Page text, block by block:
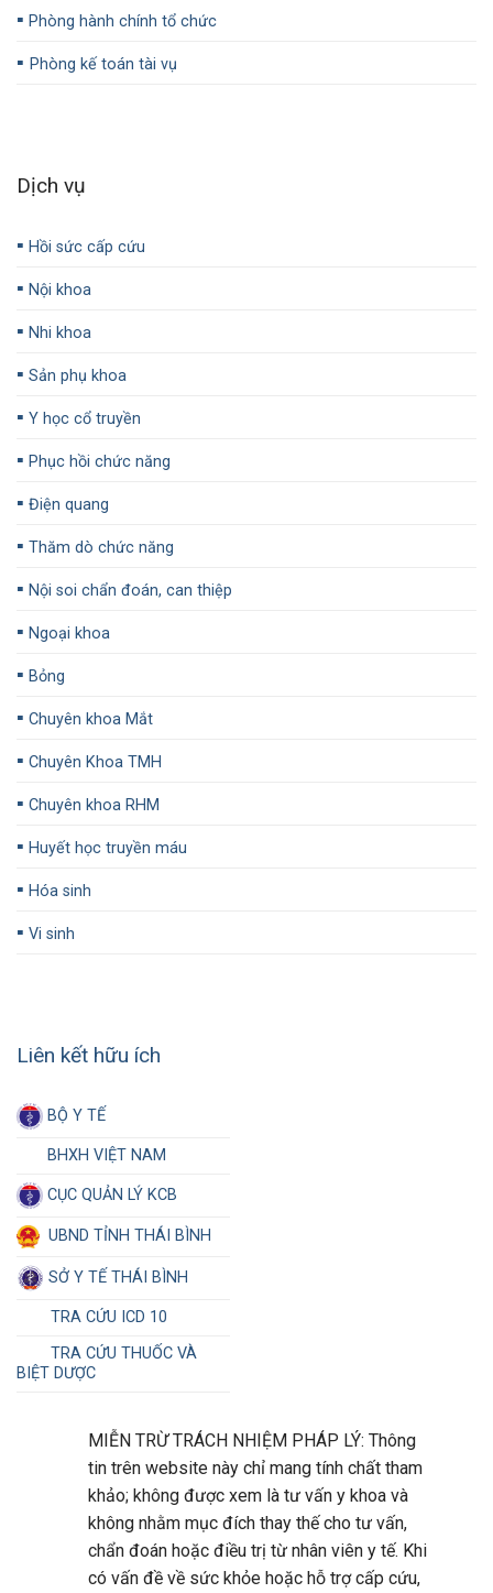
▪️ Phòng hành chính tổ chức
▪️ Phòng kế toán tài vụ
Dịch vụ
▪️ Hồi sức cấp cứu
▪️ Nội khoa
▪️ Nhi khoa
▪️ Sản phụ khoa
▪️ Y học cổ truyền
▪️ Phục hồi chức năng
▪️ Điện quang
▪️ Thăm dò chức năng
▪️ Nội soi chẩn đoán, can thiệp
▪️ Ngoại khoa
▪️ Bỏng
▪️ Chuyên khoa Mắt
▪️ Chuyên Khoa TMH
▪️ Chuyên khoa RHM
▪️ Huyết học truyền máu
▪️ Hóa sinh
▪️ Vi sinh
Liên kết hữu ích
BỘ Y TẾ
BHXH VIỆT NAM
CỤC QUẢN LÝ KCB
UBND TỈNH THÁI BÌNH
SỞ Y TẾ THÁI BÌNH
TRA CỨU ICD 10
TRA CỨU THUỐC VÀ
BIỆT DƯỢC
MIỄN TRỪ TRÁCH NHIỆM PHÁP LÝ: Thông
tin trên website này chỉ mang tính chất tham
khảo; không được xem là tư vấn y khoa và
không nhằm mục đích thay thế cho tư vấn,
chẩn đoán hoặc điều trị từ nhân viên y tế. Khi
có vấn đề về sức khỏe hoặc hỗ trợ cấp cứu,